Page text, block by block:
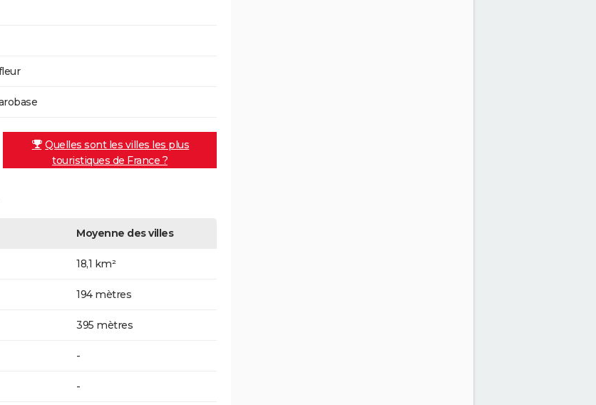
Quelles sont les villes les plus
touristiques de France ?
Moyenne des villes
18,1 km²
194 mètres
395 mètres
-
-